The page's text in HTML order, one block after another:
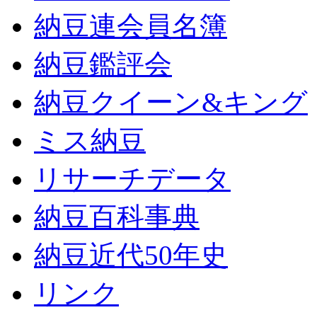
納豆連会員名簿
納豆鑑評会
納豆クイーン&キング
ミス納豆
リサーチデータ
納豆百科事典
納豆近代50年史
リンク